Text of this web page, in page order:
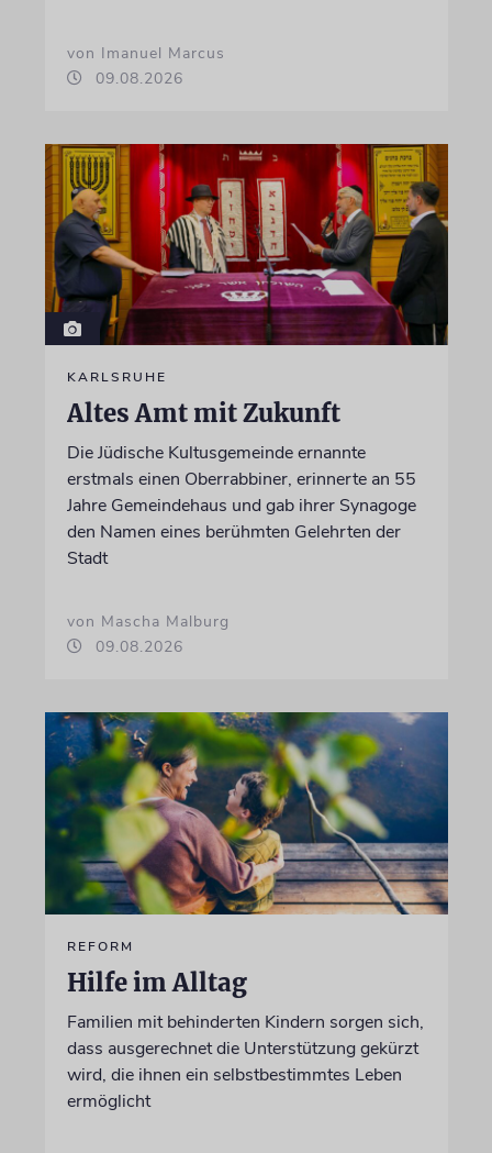
von Imanuel Marcus
09.08.2026
KARLSRUHE
Altes Amt mit Zukunft
Die Jüdische Kultusgemeinde ernannte
erstmals einen Oberrabbiner, erinnerte an 55
Jahre Gemeindehaus und gab ihrer Synagoge
den Namen eines berühmten Gelehrten der
Stadt
von Mascha Malburg
09.08.2026
REFORM
Hilfe im Alltag
Familien mit behinderten Kindern sorgen sich,
dass ausgerechnet die Unterstützung gekürzt
wird, die ihnen ein selbstbestimmtes Leben
ermöglicht